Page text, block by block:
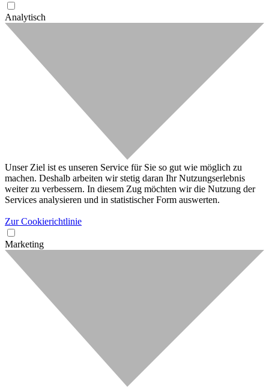
Analytisch
Unser Ziel ist es unseren Service für Sie so gut wie möglich zu
machen. Deshalb arbeiten wir stetig daran Ihr Nutzungserlebnis
weiter zu verbessern. In diesem Zug möchten wir die Nutzung der
Services analysieren und in statistischer Form auswerten.
Zur Cookierichtlinie
Marketing